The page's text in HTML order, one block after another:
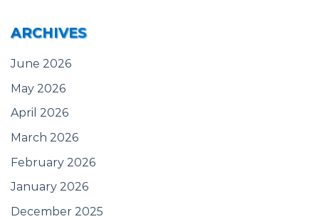
ARCHIVES
June 2026
May 2026
April 2026
March 2026
February 2026
January 2026
December 2025